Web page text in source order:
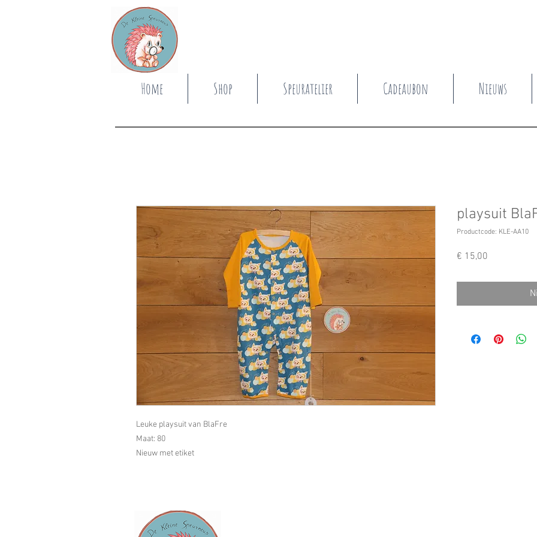
Home Shop Speuratelier Cadeaubon Nieuws
Leuke playsuit van BlaFre
Maat: 80
Nieuw met etiket
playsuit
Productcode: KLE-AA10
€ 15,00